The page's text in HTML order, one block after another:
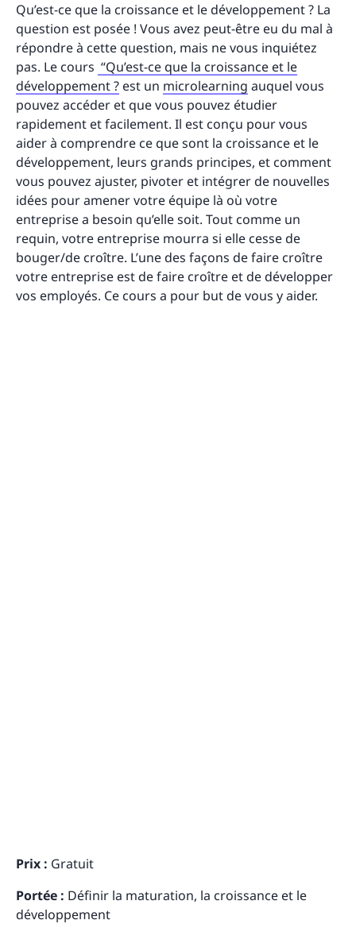
Qu’est-ce que la croissance et le développement ? La
question est posée ! Vous avez peut-être eu du mal à
répondre à cette question, mais ne vous inquiétez
pas. Le cours “Qu’est-ce que la croissance et le
développement ? est un microlearning auquel vous
pouvez accéder et que vous pouvez étudier
rapidement et facilement. Il est conçu pour vous
aider à comprendre ce que sont la croissance et le
développement, leurs grands principes, et comment
vous pouvez ajuster, pivoter et intégrer de nouvelles
idées pour amener votre équipe là où votre
entreprise a besoin qu’elle soit. Tout comme un
requin, votre entreprise mourra si elle cesse de
bouger/de croître. L’une des façons de faire croître
votre entreprise est de faire croître et de développer
vos employés. Ce cours a pour but de vous y aider.
Prix : Gratuit
Portée : Définir la maturation, la croissance et le
développement